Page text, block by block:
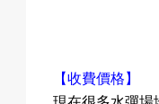
【收費價格】